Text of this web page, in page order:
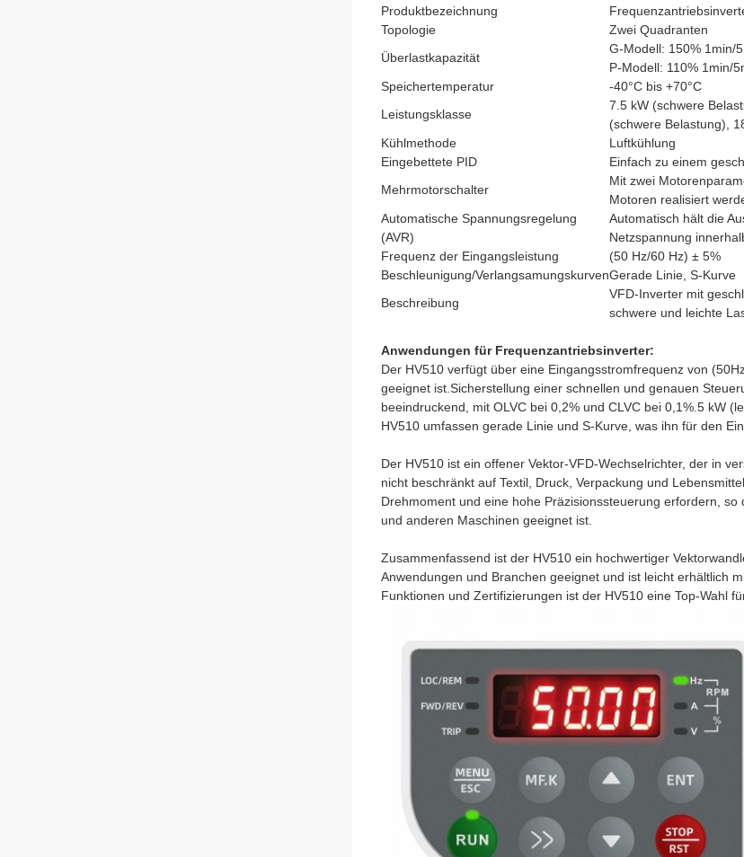
Produktbezeichnung
Topologie
Zwei Quadranten
Überlastkapazität
G-Modell: 150% 1min/
P-Modell: 110% 1min/
Speichertemperatur
-40°C bis +70°C
Leistungsklasse
7.5 kW (schwere
(schwere Belastung),
Kühlmethode
Luftkühlung
Eingebettete PID
Einfach zu einem
Mehrmotorschalter
Mit zwei
Motoren realisiert
Automatische Spannungsregelung
(AVR)
Automatisch hält die
Netzspannung
Frequenz der Eingangsleistung
(50 Hz/60 Hz) ± 5%
Beschleunigung/VerlangsamungskurvenGerade Linie, S-Kurve
Beschreibung
VFD-Inverter mit
schwere und leichte
Anwendungen für Frequenzantriebsinverter:
Der HV510 verfügt über eine Eingangsstromfrequenz von
geeignet ist.Sicherstellung einer schnellen und genauen
beeindruckend, mit OLVC bei 0,2% und CLVC bei 0,1%.5 kW
HV510 umfassen gerade Linie und S-Kurve, was ihn für den
Der HV510 ist ein offener Vektor-VFD-Wechselrichter, der in
nicht beschränkt auf Textil, Druck, Verpackung und
Drehmoment und eine hohe Präzisionssteuerung erfordern,
und anderen Maschinen geeignet ist.
Zusammenfassend ist der HV510 ein hochwertiger
Anwendungen und Branchen geeignet und ist leicht erhältlich
Funktionen und Zertifizierungen ist der HV510 eine Top-Wahl